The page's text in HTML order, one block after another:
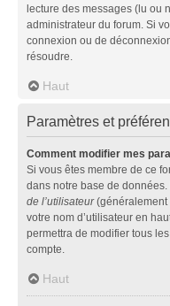
lecture des messages (lu ou
administrateur du forum. Si
connexion ou de
résoudre.
Haut
Paramètres et
Comment modifier mes
Si vous êtes membre de ce
dans notre base de
de l’utilisateur(généralement
votre nom d’utilisateur en
permettra de modifier tous
compte.
Haut